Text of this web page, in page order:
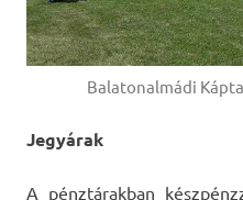
Balatonalmádi
Jegyárak
A pénztárakban